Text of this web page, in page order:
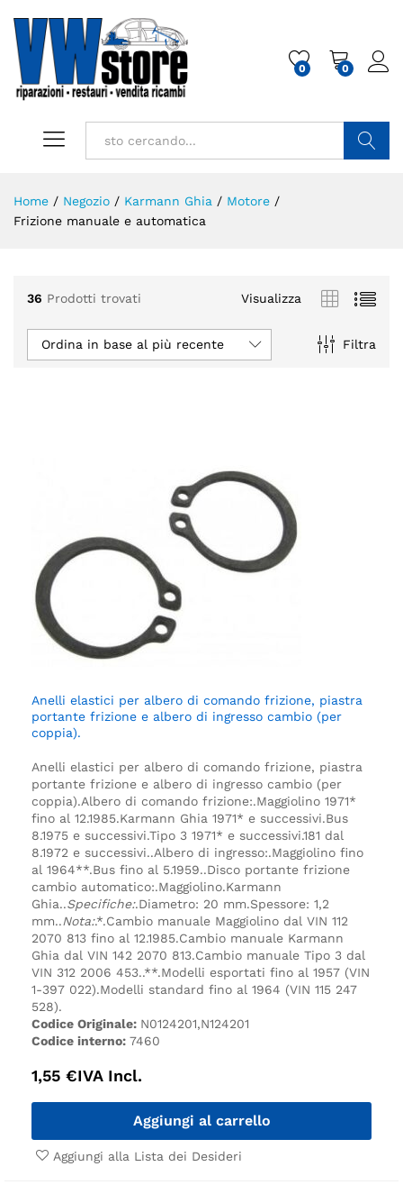
0 0
Home / Negozio / Karmann Ghia / Motore /
Frizione manuale e automatica
36 Prodotti trovati Visualizza
Filtra
Ordina in base al più recente
Anelli elastici per albero di comando frizione, piastra
portante frizione e albero di ingresso cambio (per
coppia).
Anelli elastici per albero di comando frizione, piastra
portante frizione e albero di ingresso cambio (per
coppia).Albero di comando frizione:.Maggiolino 1971*
fino al 12.1985.Karmann Ghia 1971* e successivi.Bus
8.1975 e successivi.Tipo 3 1971* e successivi.181 dal
8.1972 e successivi..Albero di ingresso:.Maggiolino fino
al 1964**.Bus fino al 5.1959..Disco portante frizione
cambio automatico:.Maggiolino.Karmann
Ghia..Specifiche:.Diametro: 20 mm.Spessore: 1,2
mm..Nota:.*.Cambio manuale Maggiolino dal VIN 112
2070 813 fino al 12.1985.Cambio manuale Karmann
Ghia dal VIN 142 2070 813.Cambio manuale Tipo 3 dal
VIN 312 2006 453..**.Modelli esportati fino al 1957 (VIN
1-397 022).Modelli standard fino al 1964 (VIN 115 247
528).
Codice Originale: N0124201,N124201
Codice interno: 7460
1,55 €IVA Incl.
Aggiungi al carrello
Aggiungi alla Lista dei Desideri